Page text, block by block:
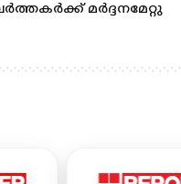
മര്‍ദ്ദനമേറ്റു